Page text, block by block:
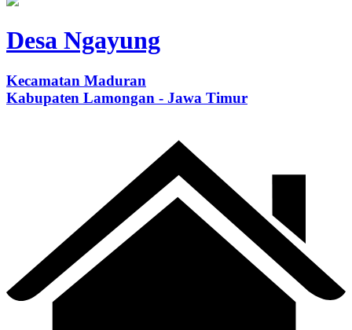
Desa Ngayung
Kecamatan Maduran
Kabupaten Lamongan - Jawa Timur